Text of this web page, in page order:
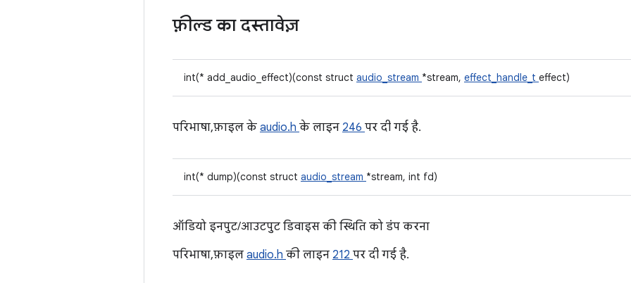
फ़ील्ड का दस्तावेज़
int(* add_audio_effect)(const struct audio_stream *stream, effect_handle_t effect)
परिभाषा, फ़ाइल के audio.h के लाइन 246 पर दी गई है.
int(* dump)(const struct audio_stream *stream, int fd)
ऑडियो इनपुट/आउटपुट डिवाइस की स्थिति को डंप करना
परिभाषा, फ़ाइल audio.h की लाइन 212 पर दी गई है.